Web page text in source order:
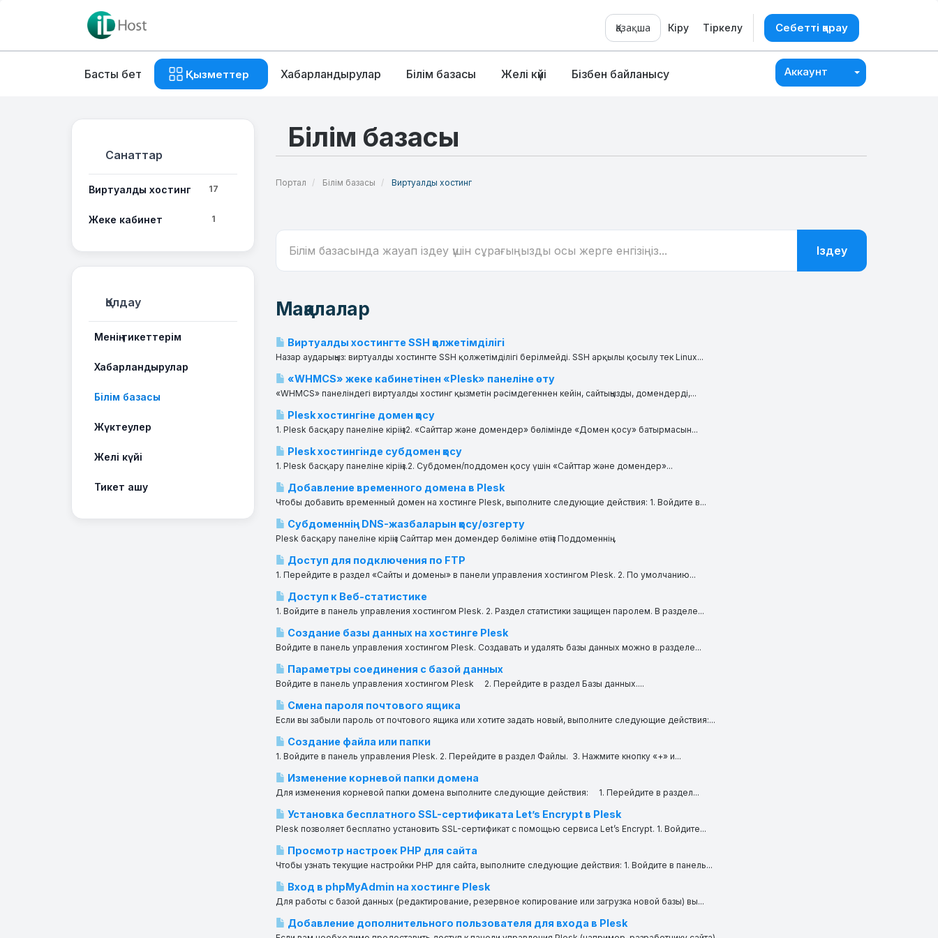
Қазақша Кіру Тіркелу Себетті қарау
Басты бет Қызметтер Хабарландырулар Білім базасы Желі күйі Бізбен байланысу Аккаунт
Білім базасы
Портал Білім базасы Виртуалды хостинг
Санаттар
17
Виртуалды хостинг
1
Жеке кабинет
Мақалалар
Виртуалды хостингте SSH қолжетiмдiлiгi
Назар аударыңыз: виртуалды хостингте SSH қолжетiмдiлiгi берiлмейдi. SSH арқылы қосылу тек Linux...
«WHMCS» жеке кабинетінен «Plesk» панеліне өту
«WHMCS» панеліндегі виртуалды хостинг қызметін рәсімдегеннен кейін, сайтыңызды, домендерді,...
Plesk хостингіне домен қосу
1. Plesk басқару панелiне кiрiңiз2. «Сайттар және домендер» бөлімінде «Домен қосу» батырмасын...
Plesk хостингiнде субдомен қосу
1. Plesk басқару панелiне кiрiңiз.2. Субдомен/поддомен қосу үшiн «Сайттар және домендер»...
Добавление временного домена в Plesk
Чтобы добавить временный домен на хостинге Plesk, выполните следующие действия: 1. Войдите в...
Субдоменнің DNS-жазбаларын қосу/өзгерту
Plesk басқару панеліне кіріңіз Сайттар мен домендер бөліміне өтіңіз Поддоменнің...
Доступ для подключения по FTP
1. Перейдите в раздел «Сайты и домены» в панели управления хостингом Plesk. 2. По умолчанию...
Доступ к Веб-статистике
1. Войдите в панель управления хостингом Plesk. 2. Раздел статистики защищен паролем. В разделе...
Создание базы данных на хостинге Plesk
Войдите в панель управления хостингом Plesk. Создавать и удалять базы данных можно в разделе...
Параметры соединения с базой данных
Войдите в панель управления хостингом Plesk 2. Перейдите в раздел Базы данных....
Смена пароля почтового ящика
Если вы забыли пароль от почтового ящика или хотите задать новый, выполните следующие действия:...
Создание файла или папки
1. Войдите в панель управления Plesk. 2. Перейдите в раздел Файлы. 3. Нажмите кнопку «+» и...
Изменение корневой папки домена
Для изменения корневой папки домена выполните следующие действия: 1. Перейдите в раздел...
Установка бесплатного SSL-сертификата Let’s Encrypt в Plesk
Plesk позволяет бесплатно установить SSL-сертификат с помощью сервиса Let’s Encrypt. 1. Войдите...
Просмотр настроек PHP для сайта
Чтобы узнать текущие настройки PHP для сайта, выполните следующие действия: 1. Войдите в панель...
Вход в phpMyAdmin на хостинге Plesk
Для работы с базой данных (редактирование, резервное копирование или загрузка новой базы) вы...
Добавление дополнительного пользователя для входа в Plesk
Қолдау
Менің тикеттерім
Хабарландырулар
Білім базасы
Жүктеулер
Желі күйі
Тикет ашу